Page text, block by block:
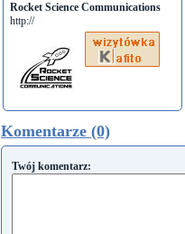
Rocket Science Communications
http://
Komentarze (0)
Twój komentarz: